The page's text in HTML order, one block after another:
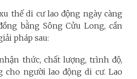
thế di cư lao động ngày càng
bằng Sông Cửu Long, cần
pháp sau:
thức, chất lượng, trình độ,
cho người lao động di cư. Lao